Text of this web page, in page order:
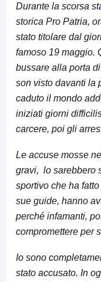
Durante la scorsa
storica Pro Patria,
stato titolare dal
famoso 19 maggio.
bussare alla porta
son visto davanti la
caduto il mondo
iniziati giorni
carcere, poi gli
Le accuse mosse
gravi, lo sarebbero
sportivo che ha
sue guide, hanno
perché infamanti,
compromettere per
Io sono
stato accusato. In